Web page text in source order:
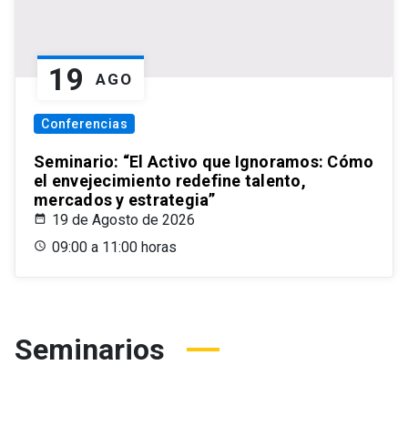
19 AGO
Conferencias
Seminario: “El Activo que Ignoramos: Cómo
el envejecimiento redefine talento,
mercados y estrategia”
19 de Agosto de 2026
09:00 a 11:00 horas
Seminarios